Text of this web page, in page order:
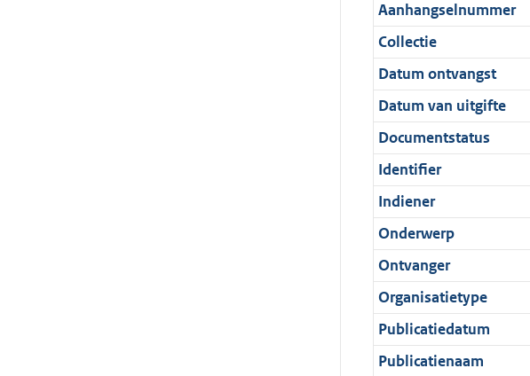
i
e
i
n
f
o
r
m
a
a
t
4
3
K
b
t
i
e
i
n
f
o
r
m
a
a
t
:
1
0
K
b
a
t
i
e
i
n
f
o
r
m
a
a
t
e
:
6
K
b
c
a
t
i
e
i
n
f
o
r
m
a
a
t
t
e
:
3
K
b
Aanhangselnummer
Collectie
Datum ontvangst
Datum van uitgifte
Documentstatus
Identifier
Indiener
Onderwerp
Ontvanger
Organisatietype
Publicatiedatum
Publicatienaam